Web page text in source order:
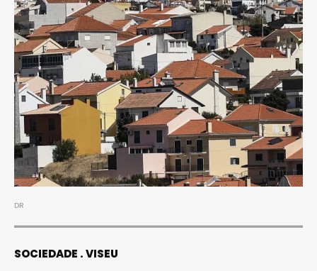
DR
SOCIEDADE VISEU